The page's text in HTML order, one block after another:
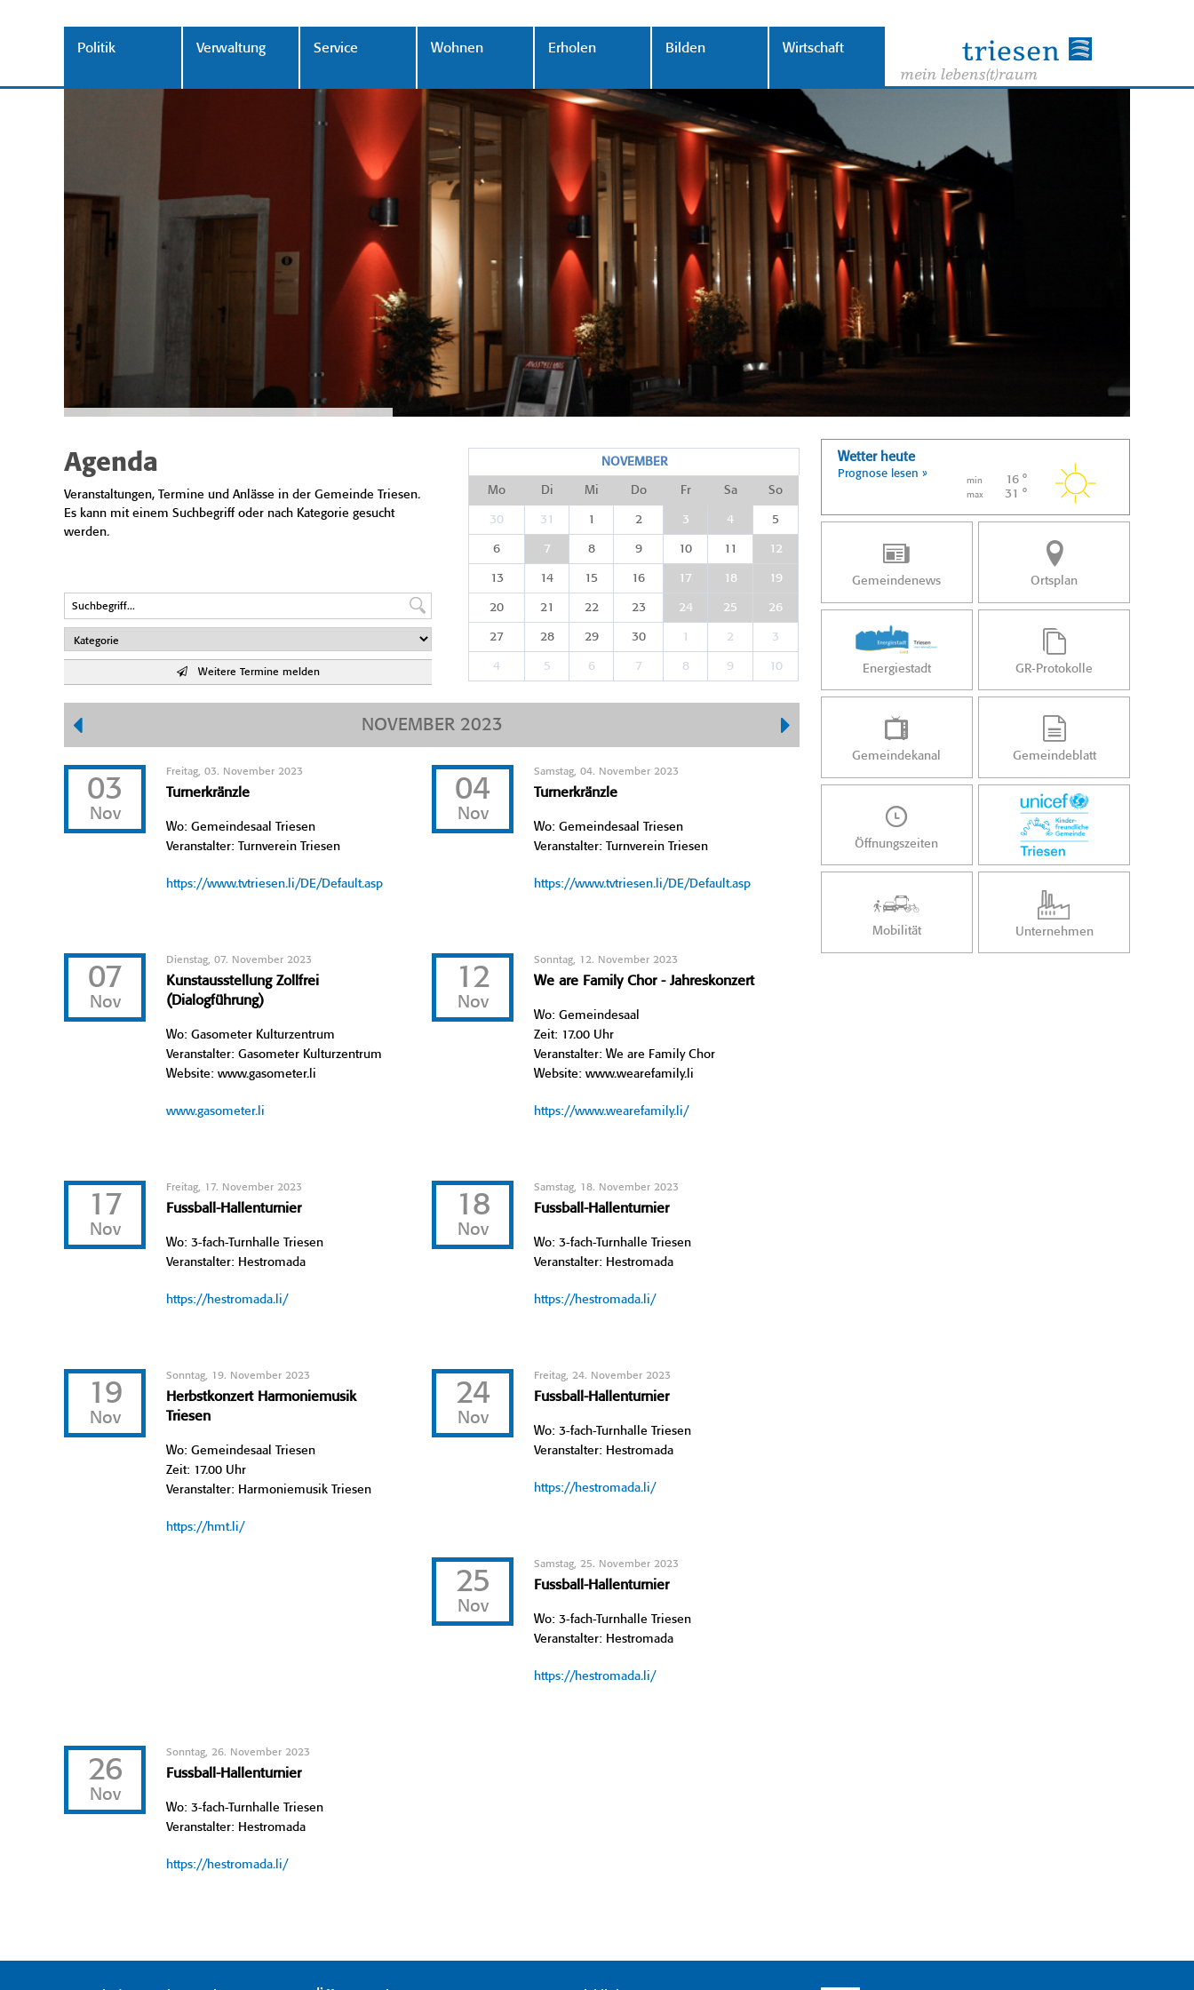
Politik Verwaltung Service Wohnen Erholen Bilden Wirtschaft
Agenda
Veranstaltungen, Termine und Anlässe in der Gemeinde Triesen.
Es kann mit einem Suchbegriff oder nach Kategorie gesucht
werden.
Weitere Termine melden
NOVEMBER
Mo Di Mi Do Fr Sa So
30 31 1 2 3 4 5
6 7 8 9 10 11 12
13 14 15 16 17 18 19
20 21 22 23 24 25 26
27 28 29 30 1 2 3
4 5 6 7 8 9 10
NOVEMBER 2023
03
Nov
Freitag, 03. November 2023
Turnerkränzle
Wo: Gemeindesaal Triesen
Veranstalter: Turnverein Triesen
https://www.tvtriesen.li/DE/Default.asp
04
Nov
Samstag, 04. November 2023
Turnerkränzle
Wo: Gemeindesaal Triesen
Veranstalter: Turnverein Triesen
https://www.tvtriesen.li/DE/Default.asp
07
Nov
Dienstag, 07. November 2023
Kunstausstellung Zollfrei
(Dialogführung)
Wo: Gasometer Kulturzentrum
Veranstalter: Gasometer Kulturzentrum
Website: www.gasometer.li
www.gasometer.li
12
Nov
Sonntag, 12. November 2023
We are Family Chor - Jahreskonzert
Wo: Gemeindesaal
Zeit: 17.00 Uhr
Veranstalter: We are Family Chor
Website: www.wearefamily.li
https://www.wearefamily.li/
17
Nov
Freitag, 17. November 2023
Fussball-Hallenturnier
Wo: 3-fach-Turnhalle Triesen
Veranstalter: Hestromada
https://hestromada.li/
18
Nov
Samstag, 18. November 2023
Fussball-Hallenturnier
Wo: 3-fach-Turnhalle Triesen
Veranstalter: Hestromada
https://hestromada.li/
19
Nov
Sonntag, 19. November 2023
Herbstkonzert Harmoniemusik
Triesen
Wo: Gemeindesaal Triesen
Zeit: 17.00 Uhr
Veranstalter: Harmoniemusik Triesen
https://hmt.li/
24
Nov
Freitag, 24. November 2023
Fussball-Hallenturnier
Wo: 3-fach-Turnhalle Triesen
Veranstalter: Hestromada
https://hestromada.li/
25
Nov
Samstag, 25. November 2023
Fussball-Hallenturnier
Wo: 3-fach-Turnhalle Triesen
Veranstalter: Hestromada
https://hestromada.li/
26
Nov
Sonntag, 26. November 2023
Fussball-Hallenturnier
Wo: 3-fach-Turnhalle Triesen
Veranstalter: Hestromada
https://hestromada.li/
Wetter heute
Prognose lesen »
min 16 °
max 31 °
Gemeindenews Ortsplan
Energiestadt GR-Protokolle
Gemeindekanal Gemeindeblatt
Öffnungszeiten
Mobilität Unternehmen